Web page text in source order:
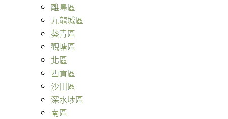
離島區
九龍城區
葵青區
觀塘區
北區
西貢區
沙田區
深水埗區
南區